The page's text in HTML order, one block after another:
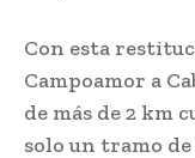
Con esta
Campoamor a
de más de 2 km
solo un tramo